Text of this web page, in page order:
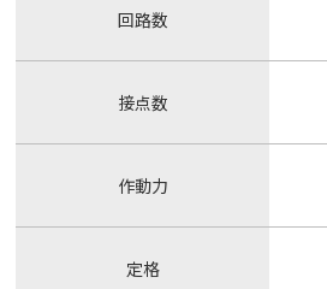
回路数
接点数
作動力
定格